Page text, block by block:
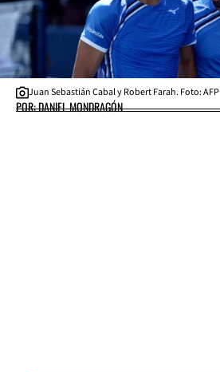
Juan Sebastián Cabal y Robert Farah. Foto: AFP
POR: DANIEL MONDRAGÓN